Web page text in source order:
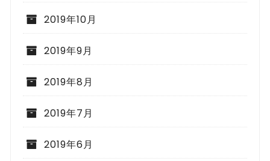
2019年10月
2019年9月
2019年8月
2019年7月
2019年6月